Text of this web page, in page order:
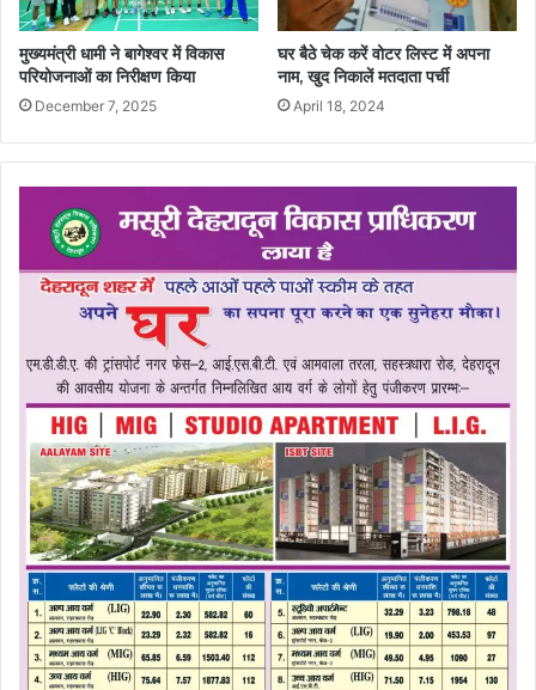
मुख्यमंत्री धामी ने बागेश्वर में विकास
परियोजनाओं का निरीक्षण किया
December 7, 2025
घर बैठे चेक करें वोटर लिस्ट में अपना
नाम, खुद निकालें मतदाता पर्ची
April 18, 2024